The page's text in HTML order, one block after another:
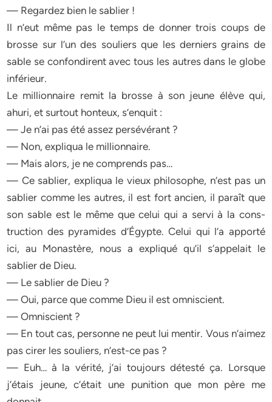
— Regardez bien le sablier !
Il n’eut même pas le temps de donner trois coups de
brosse sur l’un des souliers que les derniers grains de
sable se confondirent avec tous les autres dans le globe
inférieur.
Le millionnaire remit la brosse à son jeune élève qui,
ahuri, et surtout honteux, s’enquit :
— Je n’ai pas été assez persévérant ?
— Non, expliqua le millionnaire.
— Mais alors, je ne comprends pas…
— Ce sablier, expliqua le vieux philosophe, n’est pas un
sablier comme les autres, il est fort ancien, il paraît que
son sable est le même que celui qui a servi à la cons-
truction des pyramides d’Égypte. Celui qui l’a apporté
ici, au Monastère, nous a expliqué qu’il s’appelait le
sablier de Dieu.
— Le sablier de Dieu ?
— Oui, parce que comme Dieu il est omniscient.
— Omniscient ?
— En tout cas, personne ne peut lui mentir. Vous n’aimez
pas cirer les souliers, n’est-ce pas ?
— Euh… à la vérité, j’ai toujours détesté ça. Lorsque
j’étais jeune, c’était une punition que mon père me